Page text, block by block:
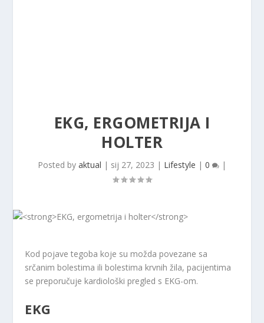
EKG, ERGOMETRIJA I
HOLTER
Posted by aktual | sij 27, 2023 | Lifestyle | 0 |
Kod pojave tegoba koje su možda povezane sa
srčanim bolestima ili bolestima krvnih žila, pacijentima
se preporučuje kardiološki pregled s EKG-om.
EKG